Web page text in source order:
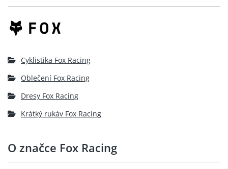
Cyklistika Fox Racing
Oblečení Fox Racing
Dresy Fox Racing
Krátký rukáv Fox Racing
O značce Fox Racing